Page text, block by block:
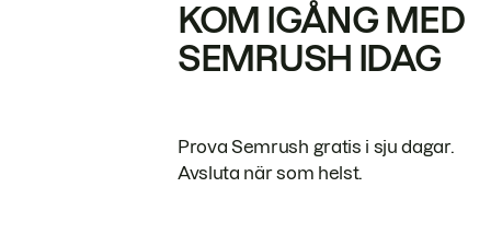
KOM IGÅNG MED
SEMRUSH IDAG
Prova Semrush gratis i sju dagar.
Avsluta när som helst.